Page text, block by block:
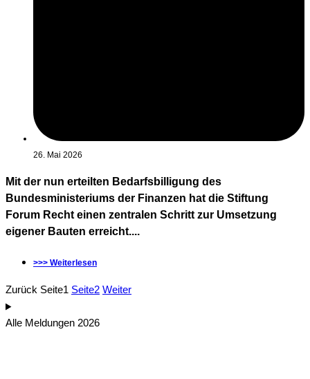
26. Mai 2026
Mit der nun erteilten Bedarfsbilligung des
Bundesministeriums der Finanzen hat die Stiftung
Forum Recht einen zentralen Schritt zur Umsetzung
eigener Bauten erreicht....
>>> Weiterlesen
Zurück Seite1 Seite2 Weiter
Alle Meldungen 2026